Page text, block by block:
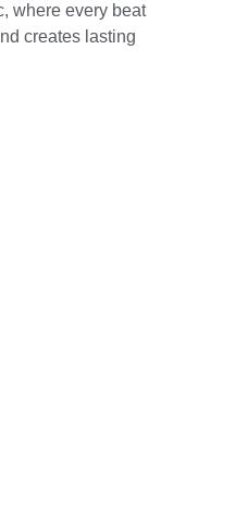
where every beat
creates lasting